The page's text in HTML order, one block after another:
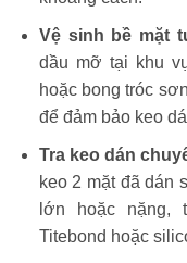
Vệ sinh bề mặt
dầu mỡ tại khu
hoặc bong tróc
để đảm bảo keo
Tra keo dán
keo 2 mặt đã dán
lớn hoặc nặng,
Titebond hoặc